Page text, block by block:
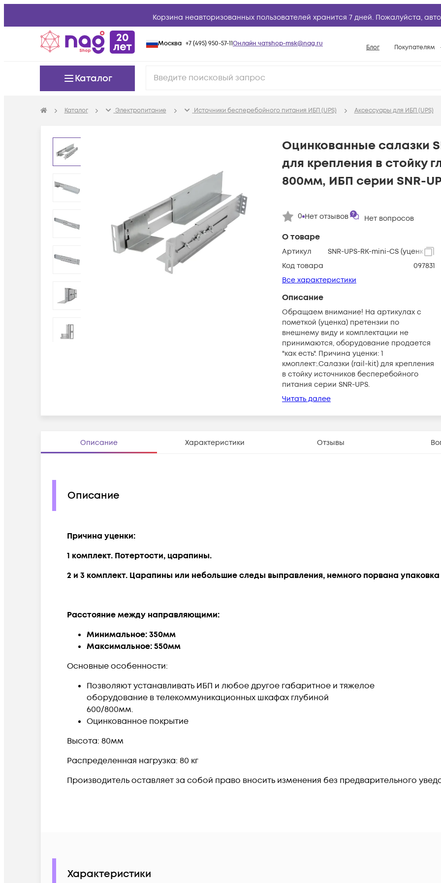
Корзина неавторизованных пользователей хранится 7 дней. Пожалуйста,
Москва +7 (495) 950-57-11Онлайн чатshop-msk@nag.ru Блог Покупателям
Условия
Возврат
Вопросы и
База знаний
Каталог
Каталог Электропитание Источники бесперебойного питания ИБП (UPS) Аксессуары для ИБП (UPS)
О товаре
Артикул
SNR-UPS-RK-mini-CS (уценка)
Код товара
097831
Все характеристики
Описание
Обращаем внимание! На артикулах с
пометкой (уценка) претензии по
внешнему виду и комплектации не
принимаются, оборудование продается
"как есть". Причина уценки: 1
кмоплект:.Салазки (rail-kit) для крепления
в стойку источников бесперебойного
питания серии SNR-UPS.
Читать далее
Оцинкованные cалазки
для крепления в стойку
800мм, ИБП серии SNR-
0 Нет отзывов Нет вопросов
Описание Характеристики Отзывы
Описание
Причина уценки:
1 комплект. Потертости, царапины.
2 и 3 комплект. Царапины или небольшие следы выправления, немного порвана упаковка
Расстояние между направляющими:
Минимальное: 350мм
Максимальное: 550мм
Основные особенности:
Позволяют устанавливать ИБП и любое другое габаритное и тяжелое
оборудование в телекоммуникационных шкафах глубиной
600/800мм.
Оцинкованное покрытие
Высота: 80мм
Распределенная нагрузка: 80 кг
Производитель оставляет за собой право вносить изменения без предварительного
Характеристики